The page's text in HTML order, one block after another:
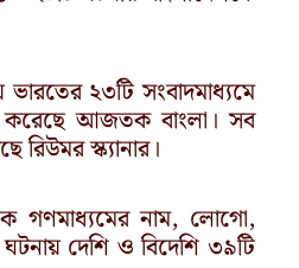
ভারতের ২৩টি সংবাদমাধ্যমে
করেছে আজতক বাংলা। সব
রিউমর স্ক্যানার।
গণমাধ্যমের নাম, লোগো,
দেশি ও বিদেশি ৩৯টি